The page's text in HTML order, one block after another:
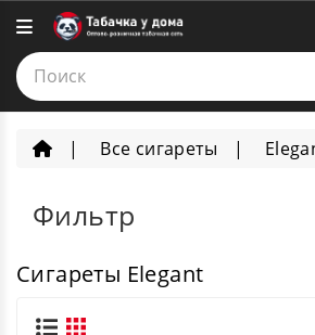
Все сигареты
Фильтр
Сигареты Elegant